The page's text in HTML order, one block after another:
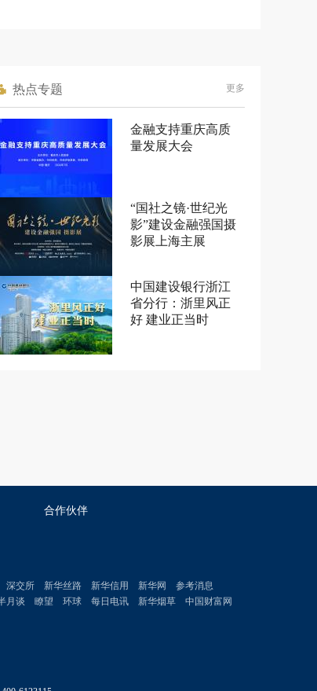
热点专题 更多
金融支持重庆高质
量发展大会
“国社之镜·世纪光
影”建设金融强国摄
影展上海主展
中国建设银行浙江
省分行：浙里风正
好 建业正当时
合作伙伴
深交所 新华丝路 新华信用 新华网
参考消息
月谈 瞭望 环球 每日电讯 新华烟草
中国财富网